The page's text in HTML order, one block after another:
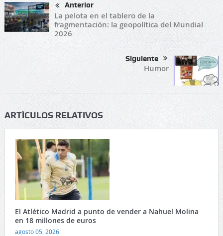
Anterior
La pelota en el tablero de la
fragmentación: la geopolítica del Mundial
2026
Siguiente
Humor
ARTÍCULOS RELATIVOS
El Atlético Madrid a punto de vender a Nahuel Molina
en 18 millones de euros
agosto 05, 2026